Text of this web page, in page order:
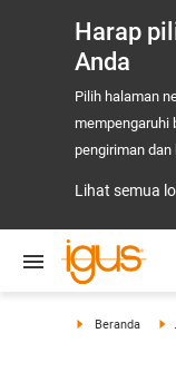
Harap
Anda
Pilih halaman
mempengaruhi
pengiriman
Lihat semua
Beranda